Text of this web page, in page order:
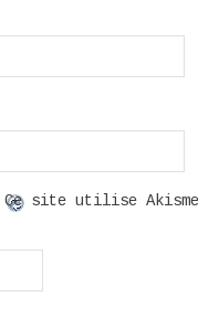
Ce site utilise